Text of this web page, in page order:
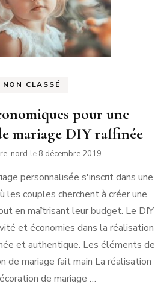
NON CLASSÉ
pour une
mariage DIY raffinée
nord le 8 décembre 2019
personnalisée s'inscrit dans une
les couples cherchent à créer une
en maîtrisant leur budget. Le DIY
et économies dans la réalisation
et authentique. Les éléments de
de mariage fait main La réalisation
de mariage …